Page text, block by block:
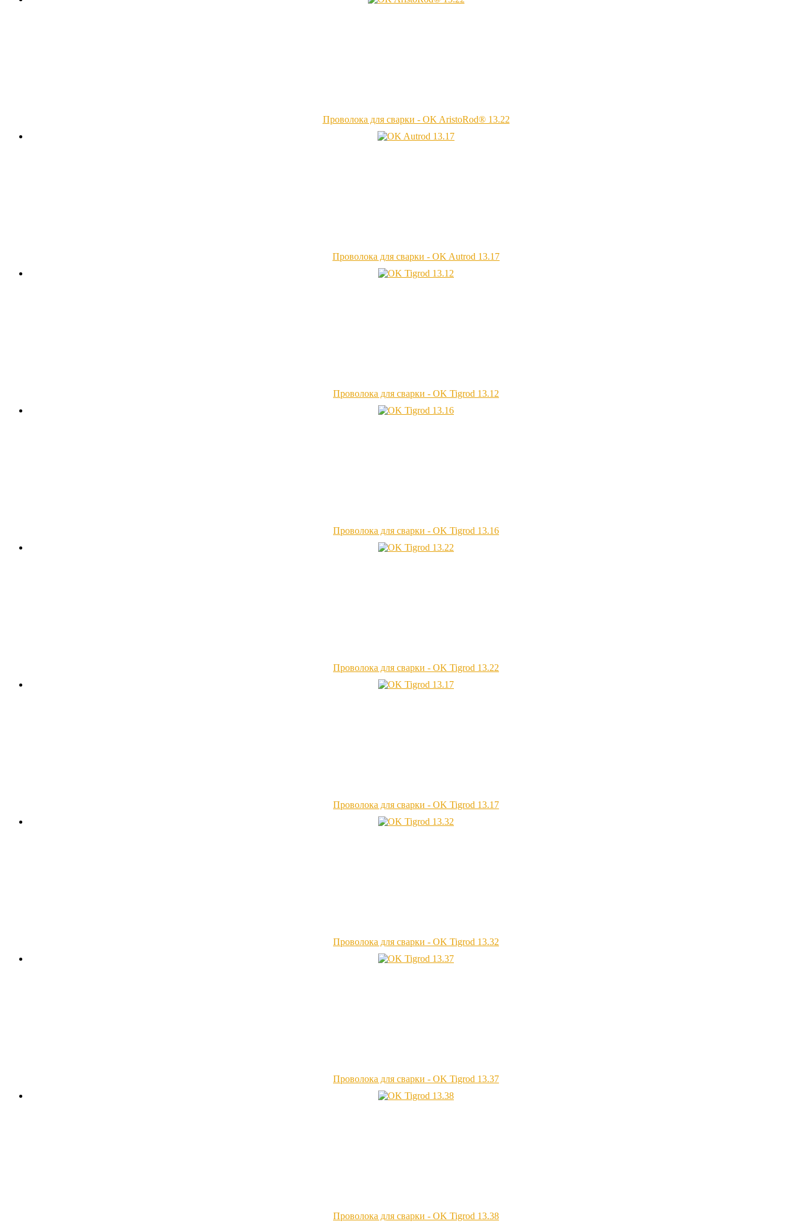
Проволока для сварки - OK AristoRod® 13.22
Проволока для сварки - OK Autrod 13.17
Проволока для сварки - OK Tigrod 13.12
Проволока для сварки - OK Tigrod 13.16
Проволока для сварки - OK Tigrod 13.22
Проволока для сварки - OK Tigrod 13.17
Проволока для сварки - OK Tigrod 13.32
Проволока для сварки - OK Tigrod 13.37
Проволока для сварки - OK Tigrod 13.38